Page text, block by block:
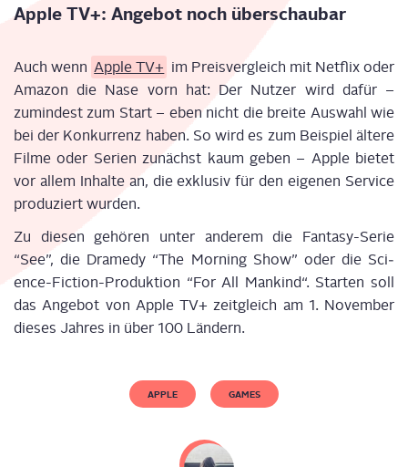
Apple TV+: Ange­bot noch überschaubar
Auch wenn Apple TV+ im Preis­ver­gleich mit Net­flix oder
Ama­zon die Nase vorn hat: Der Nut­zer wird dafür –
zumin­dest zum Start – eben nicht die brei­te Aus­wahl wie
bei der Kon­kur­renz haben. So wird es zum Bei­spiel älte­re
Fil­me oder Seri­en zunächst kaum geben – Apple bie­tet
vor allem Inhal­te an, die exklu­siv für den eige­nen Ser­vice
pro­du­ziert wurden.
Zu die­sen gehö­ren unter ande­rem die Fan­ta­sy-Serie
“See”, die Dra­me­dy “The Mor­ning Show” oder die Sci­
ence-Fic­tion-Pro­duk­ti­on “For All Man­kind“. Star­ten soll
das Ange­bot von Apple TV+ zeit­gleich am 1. Novem­ber
die­ses Jah­res in über 100 Ländern.
APPLE GAMES